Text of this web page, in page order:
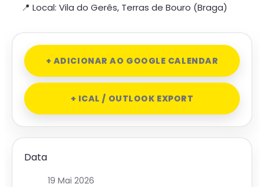
📍 Local: Vila do Gerês, Terras de Bouro (Braga)
+ ADICIONAR AO GOOGLE CALENDAR
+ ICAL / OUTLOOK EXPORT
Data
19 Mai 2026